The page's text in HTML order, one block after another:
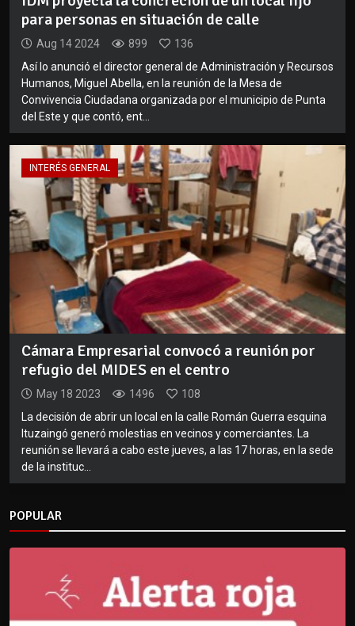
para personas en situación de calle
Aug 14 2024 899
136
Así lo anunció el director general de Administración y Recursos
Humanos, Miguel Abella, en la reunión de la Mesa de
Convivencia Ciudadana organizada por el municipio de Punta
del Este y que contó, ent...
INTERÉS GENERAL
Cámara Empresarial convocó a reunión por
refugio del MIDES en el centro
May 18 2023 1496
108
La decisión de abrir un local en la calle Román Guerra esquina
Ituzaingó generó molestias en vecinos y comerciantes. La
reunión se llevará a cabo este jueves, a las 17 horas, en la sede
de la instituc...
POPULAR